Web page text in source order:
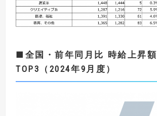
■ 全国・前年同月比 時給上昇額
TOP3
（ 2024年9 月度）